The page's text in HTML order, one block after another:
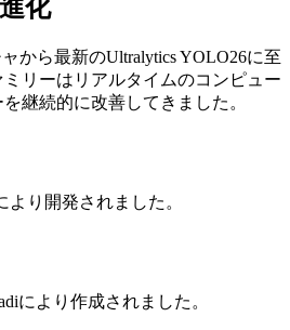
化
から最新のUltralytics YOLO26に至
リーはリアルタイムのコンピュー
継続的に改善してきました。
より開発されました。
により作成されました。